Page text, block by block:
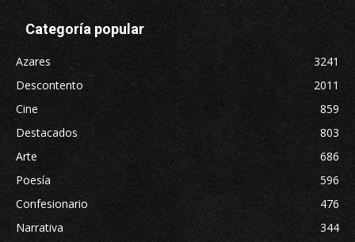
Categoría popular
Azares
3241
Descontento
2011
Cine
859
Destacados
803
Arte
686
Poesía
596
Confesionario
476
Narrativa
344